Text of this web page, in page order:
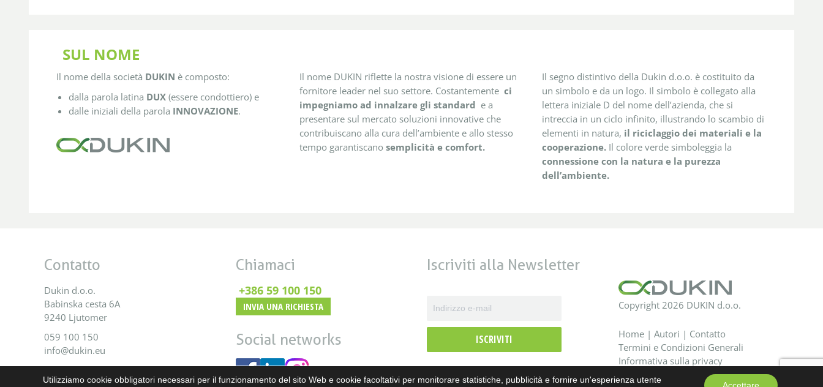
SUL NOME
Il nome della società DUKIN è composto:
dalla parola latina DUX (essere condottiero) e
dalle iniziali della parola INNOVAZIONE.
Il nome DUKIN riflette la nostra visione di essere un
fornitore leader nel suo settore. Costantemente ci
impegniamo ad innalzare gli standard e a
presentare sul mercato soluzioni innovative che
contribuiscano alla cura dell’ambiente e allo stesso
tempo garantiscano semplicità e comfort.
Il segno distintivo della Dukin d.o.o. è costituito da
un simbolo e da un logo. Il simbolo è collegato alla
lettera iniziale D del nome dell’azienda, che si
intreccia in un ciclo infinito, illustrando lo scambio di
elementi in natura, il riciclaggio dei materiali e la
cooperazione. Il colore verde simboleggia la
connessione con la natura e la purezza
dell’ambiente.
Contatto
Dukin d.o.o.
Babinska cesta 6A
9240 Ljutomer
059 100 150
info@dukin.eu
Chiamaci
+386 59 100 150
INVIA UNA RICHIESTA
Social networks
Iscriviti alla Newsletter
ISCRIVITI
Copyright 2026 DUKIN d.o.o.
Home| Autori | Contatto
Termini e Condizioni Generali
Informativa sulla privacy
Utilizziamo cookie obbligatori necessari per il funzionamento del sito Web e cookie facoltativi per monitorare statistiche, pubblicità e fornire un'esperienza utente